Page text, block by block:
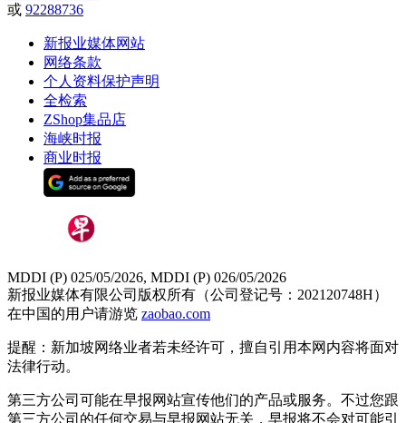
或 92288736
新报业媒体网站
网络条款
个人资料保护声明
全检索
ZShop集品店
海峡时报
商业时报
MDDI (P) 025/05/2026, MDDI (P) 026/05/2026
新报业媒体有限公司版权所有（公司登记号：202120748H）
在中国的用户请游览 zaobao.com
提醒：新加坡网络业者若未经许可，擅自引用本网内容将面对
法律行动。
第三方公司可能在早报网站宣传他们的产品或服务。不过您跟
第三方公司的任何交易与早报网站无关，早报将不会对可能引